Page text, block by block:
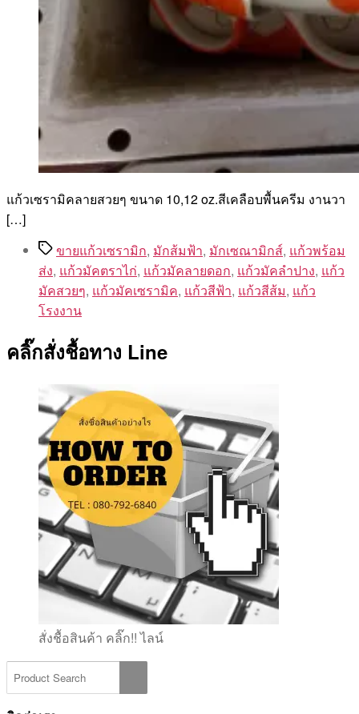
แก้วเซรามิคลายสวยๆ ขนาด 10,12 oz.สีเคลือบพื้นครีม งานวา
[…]
Tagsขายแก้วเซรามิก, มักส้มฟ้า, มักเซณามิกส์, แก้วพร้อม
ส่ง, แก้วมัคตราไก่, แก้วมัคลายดอก, แก้วมัคลำปาง, แก้ว
มัคสวยๆ, แก้วมัคเซรามิค, แก้วสีฟ้า, แก้วสีส้ม, แก้ว
โรงงาน
คลิ๊กสั่งชื้อทาง Line
สั่งชื้อสินค้า คลิ๊ก!! ไลน์